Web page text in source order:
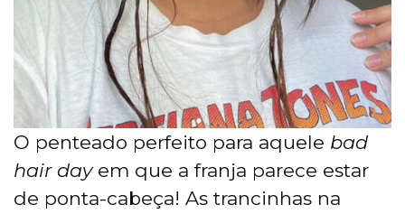
O penteado perfeito para aquele bad
hair dayem que a franja parece estar
de ponta-cabeça! As trancinhas na